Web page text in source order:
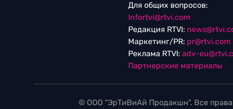
Для общих вопросов:
Infortvi@rtvi.com
Редакция RTVI:
Маркетинг/PR: pr@rtvi.com
Реклама RTVI: adv-
Партнерские материалы
© ООО "ЭрТиВиАй Продакшн". Все права